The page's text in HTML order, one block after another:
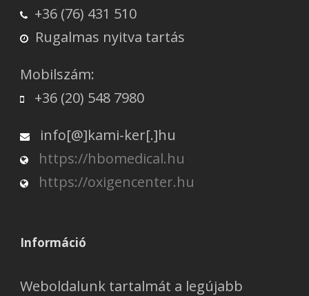
+36 (76) 431 510
Rugalmas nyitva tartás
Mobilszám:
+36 (20) 548 7980
info[@]kami-ker[.]hu
https://hbomedical.hu
https://oxigencenter.hu
Információ
Weboldalunk tartalmát a legújabb